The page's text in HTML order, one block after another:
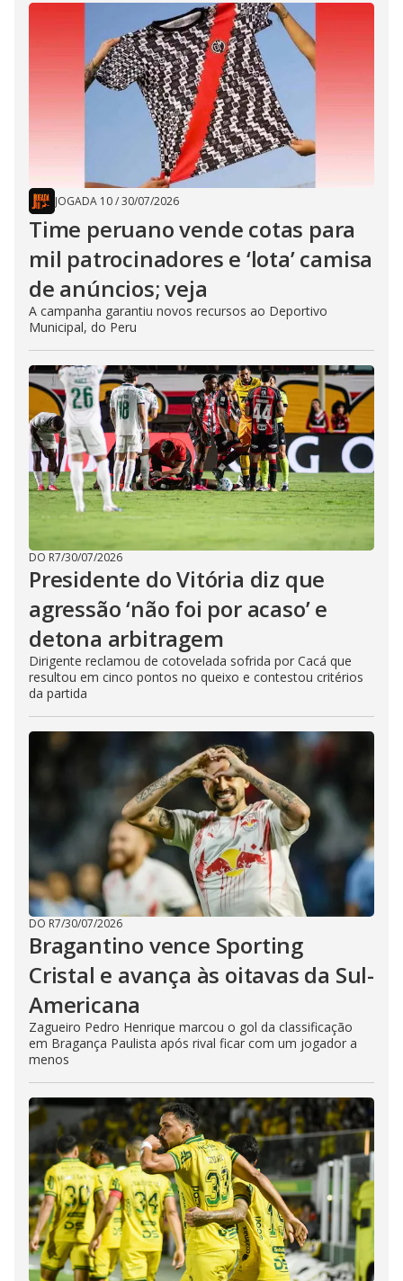
JOGADA 10/30/07/2026
Time peruano vende cotas para
mil patrocinadores e ‘lota’ camisa
de anúncios; veja
A campanha garantiu novos recursos ao Deportivo
Municipal, do Peru
DO R7/30/07/2026
Presidente do Vitória diz que
agressão ‘não foi por acaso’ e
detona arbitragem
Dirigente reclamou de cotovelada sofrida por Cacá que
resultou em cinco pontos no queixo e contestou critérios
da partida
DO R7/30/07/2026
Bragantino vence Sporting
Cristal e avança às oitavas da Sul-
Americana
Zagueiro Pedro Henrique marcou o gol da classificação
em Bragança Paulista após rival ficar com um jogador a
menos